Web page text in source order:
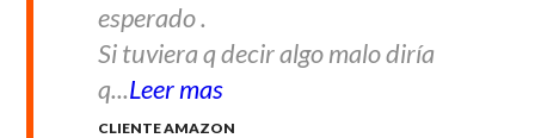
esperado .
Si tuviera q decir algo malo diría
q...Leer mas
CLIENTE AMAZON